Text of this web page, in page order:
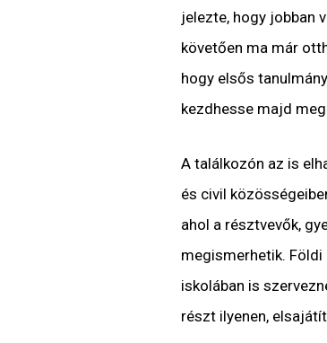
jelezte, hogy jobban
követően ma már
hogy elsős
kezdhesse majd
A találkozón az is
és civil
ahol a résztvevők,
megismerhetik.
iskolában is
részt ilyenen,